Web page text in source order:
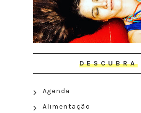
DESCUBRA
Agenda
Alimentação